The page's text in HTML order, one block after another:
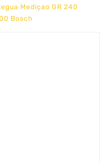
Mediçao GR 240
Bosch